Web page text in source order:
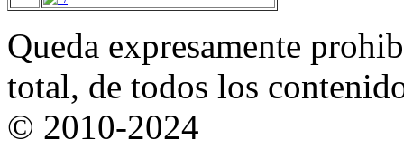
Queda expresamente
total, de todos los
© 2010-2024